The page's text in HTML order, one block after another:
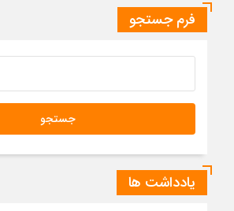
فرم جستجو
یادداشت ها